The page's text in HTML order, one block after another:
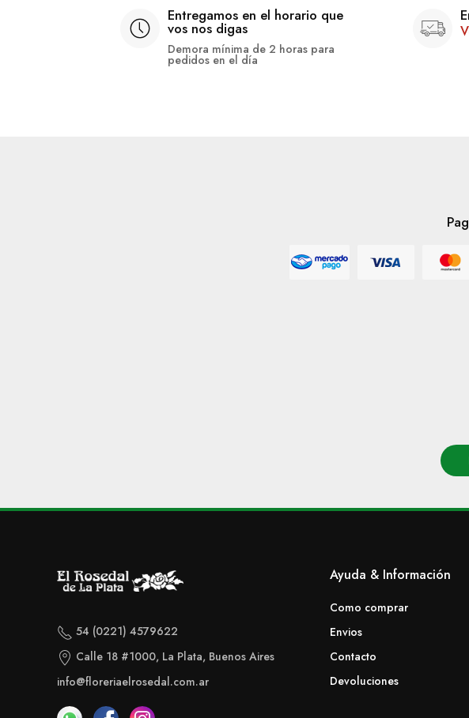
Entregamos en el horario que
vos nos digas
Demora mínima de 2 horas para
pedidos en el día
Mercado Pago
54 (0221) 4579622
Calle 18 #1000, La Plata, Buenos Aires
info@floreriaelrosedal.com.ar
Ayuda & Información
Como comprar
Envios
Contacto
Devoluciones